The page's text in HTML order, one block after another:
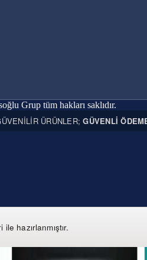
Grup tüm hakları saklıdır.
ÜRÜNLER;GÜVENLI
ile hazırlanmıştır.